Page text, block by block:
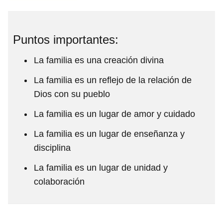
Puntos importantes:
La familia es una creación divina
La familia es un reflejo de la relación de
Dios con su pueblo
La familia es un lugar de amor y cuidado
La familia es un lugar de enseñanza y
disciplina
La familia es un lugar de unidad y
colaboración